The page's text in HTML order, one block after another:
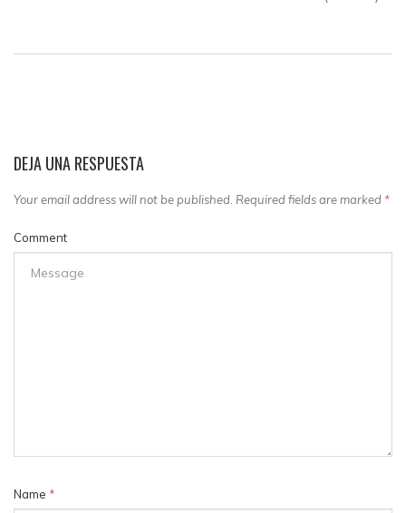
DEJA UNA RESPUESTA
Your email address will not be published. Required fields are marked *
Comment
Name *